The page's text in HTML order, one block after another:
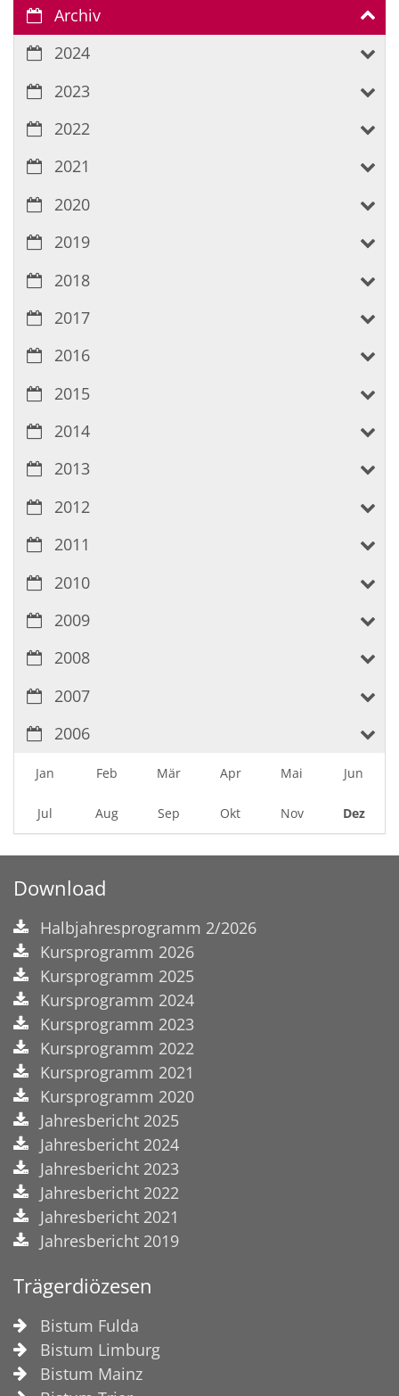
Archiv
2024
2023
2022
2021
2020
2019
2018
2017
2016
2015
2014
2013
2012
2011
2010
2009
2008
2007
2006
Jan Feb Mär Apr Mai Jun
Jul Aug Sep Okt Nov Dez
Download
Halbjahresprogramm 2/2026
Kursprogramm 2026
Kursprogramm 2025
Kursprogramm 2024
Kursprogramm 2023
Kursprogramm 2022
Kursprogramm 2021
Kursprogramm 2020
Jahresbericht 2025
Jahresbericht 2024
Jahresbericht 2023
Jahresbericht 2022
Jahresbericht 2021
Jahresbericht 2019
Trägerdiözesen
Bistum Fulda
Bistum Limburg
Bistum Mainz